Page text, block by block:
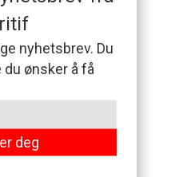
nyhetsbrev. Du
ønsker å få
deg